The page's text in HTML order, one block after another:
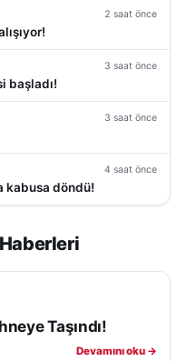
2 saat önce
başladı!
3 saat önce
3 saat önce
kabusa döndü!
4 saat önce
Haberleri
Taşındı!
Devamını oku →